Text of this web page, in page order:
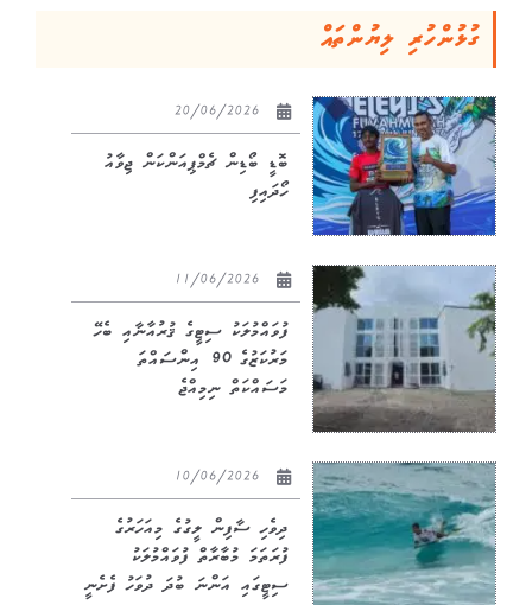
ގުޅުންހުރި ލިޔުންތައް
ބޮޑީ ބޯޑިން ޗެމްޕިއަންކަން ޖިވާއު
ހޯދައިފި
ފުވައްމުލަކު ސިޓީގެ ޤުރުއާނާއި ބެހޭ
މަރުކަޒުގެ 90 އިންސައްތަ
މަސައްކަތް ނިމިއްޖެ
ދިވެހި ސާފިން ލީގުގެ މިއަހަރުގެ
ފުރަތަމަ މުބާރާތް ފުވައްމުލަކު
ސިޓީގައި އަންނަ ބުދަ ދުވަހު ފެށެނީ